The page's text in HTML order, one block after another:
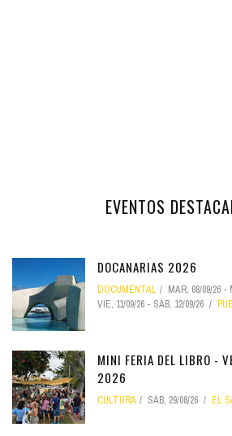
EVENTOS
DOCANARIAS 2026
DOCUMENTAL MAR, 08/09/26 -
VIE, 11/09/26 - SÁB, 12/09/26
MINI FERIA DEL LIBRO -
2026
CULTURA SÁB, 29/08/26 EL